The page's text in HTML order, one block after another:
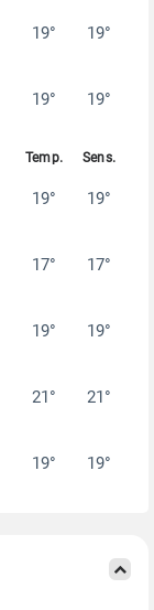
19° 19°
19° 19°
19° 19°
17° 17°
19° 19°
21° 21°
19° 19°